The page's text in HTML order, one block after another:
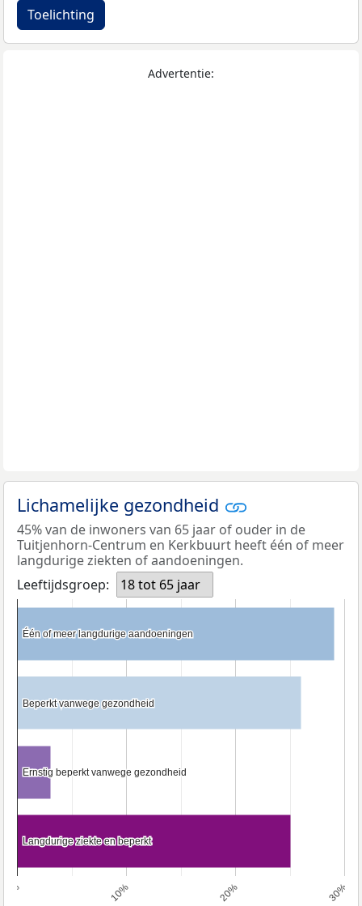
Toelichting
Advertentie:
Lichamelijke gezondheid
45% van de inwoners van 65 jaar of ouder in de
Tuitjenhorn-Centrum en Kerkbuurt heeft één of meer
langdurige ziekten of aandoeningen.
Leeftijdsgroep:
18 tot 65 jaar
0% 10% 20% 30%
Één of meer langdurige aandoeningen
Één of meer langdurige aandoeningen
Beperkt vanwege gezondheid
Beperkt vanwege gezondheid
Ernstig beperkt vanwege gezondheid
Ernstig beperkt vanwege gezondheid
Langdurige ziekte en beperkt
Langdurige ziekte en beperkt